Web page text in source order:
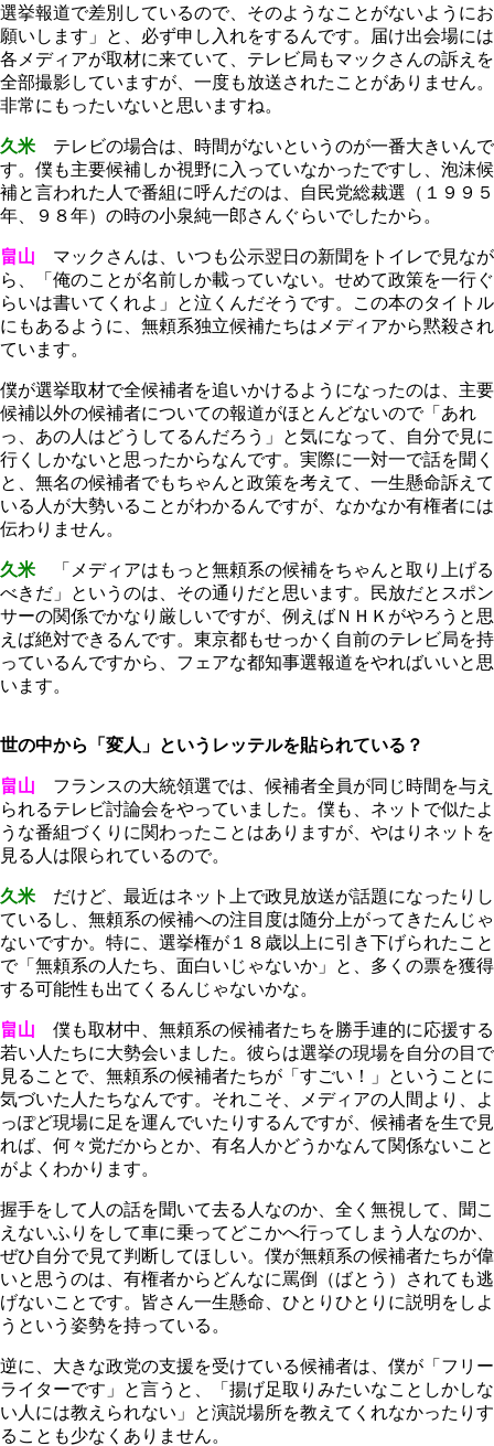
選挙報道で差別しているので、そのようなことがないようにお
願いします」と、必ず申し入れをするんです。届け出会場には
各メディアが取材に来ていて、テレビ局もマックさんの訴えを
全部撮影していますが、一度も放送されたことがありません。
非常にもったいないと思いますね。
久米 テレビの場合は、時間がないというのが一番大きいんで
す。僕も主要候補しか視野に入っていなかったですし、泡沫候
補と言われた人で番組に呼んだのは、自民党総裁選（１９９５
年、９８年）の時の小泉純一郎さんぐらいでしたから。
畠山 マックさんは、いつも公示翌日の新聞をトイレで見なが
ら、「俺のことが名前しか載っていない。せめて政策を一行ぐ
らいは書いてくれよ」と泣くんだそうです。この本のタイトル
にもあるように、無頼系独立候補たちはメディアから黙殺され
ています。
僕が選挙取材で全候補者を追いかけるようになったのは、主要
候補以外の候補者についての報道がほとんどないので「あれ
っ、あの人はどうしてるんだろう」と気になって、自分で見に
行くしかないと思ったからなんです。実際に一対一で話を聞く
と、無名の候補者でもちゃんと政策を考えて、一生懸命訴えて
いる人が大勢いることがわかるんですが、なかなか有権者には
伝わりません。
久米 「メディアはもっと無頼系の候補をちゃんと取り上げる
べきだ」というのは、その通りだと思います。民放だとスポン
サーの関係でかなり厳しいですが、例えばＮＨＫがやろうと思
えば絶対できるんです。東京都もせっかく自前のテレビ局を持
っているんですから、フェアな都知事選報道をやればいいと思
います。
世の中から「変人」というレッテルを貼られている？
畠山 フランスの大統領選では、候補者全員が同じ時間を与え
られるテレビ討論会をやっていました。僕も、ネットで似たよ
うな番組づくりに関わったことはありますが、やはりネットを
見る人は限られているので。
久米 だけど、最近はネット上で政見放送が話題になったりし
ているし、無頼系の候補への注目度は随分上がってきたんじゃ
ないですか。特に、選挙権が１８歳以上に引き下げられたこと
で「無頼系の人たち、面白いじゃないか」と、多くの票を獲得
する可能性も出てくるんじゃないかな。
畠山 僕も取材中、無頼系の候補者たちを勝手連的に応援する
若い人たちに大勢会いました。彼らは選挙の現場を自分の目で
見ることで、無頼系の候補者たちが「すごい！」ということに
気づいた人たちなんです。それこそ、メディアの人間より、よ
っぽど現場に足を運んでいたりするんですが、候補者を生で見
れば、何々党だからとか、有名人かどうかなんて関係ないこと
がよくわかります。
握手をして人の話を聞いて去る人なのか、全く無視して、聞こ
えないふりをして車に乗ってどこかへ行ってしまう人なのか、
ぜひ自分で見て判断してほしい。僕が無頼系の候補者たちが偉
いと思うのは、有権者からどんなに罵倒（ばとう）されても逃
げないことです。皆さん一生懸命、ひとりひとりに説明をしよ
うという姿勢を持っている。
逆に、大きな政党の支援を受けている候補者は、僕が「フリー
ライターです」と言うと、「揚げ足取りみたいなことしかしな
い人には教えられない」と演説場所を教えてくれなかったりす
ることも少なくありません。